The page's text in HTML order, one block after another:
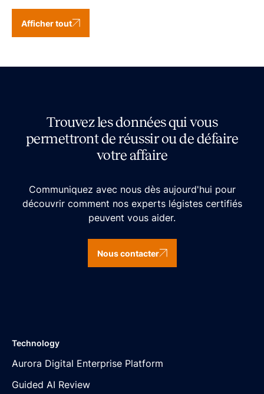
Afficher tout
Trouvez les données qui vous
permettront de réussir ou de défaire
votre affaire
Communiquez avec nous dès aujourd'hui pour
découvrir comment nos experts légistes certifiés
peuvent vous aider.
Nous contacter
Technology
Aurora Digital Enterprise Platform
Guided AI Review